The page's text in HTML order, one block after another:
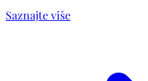
Saznajte više